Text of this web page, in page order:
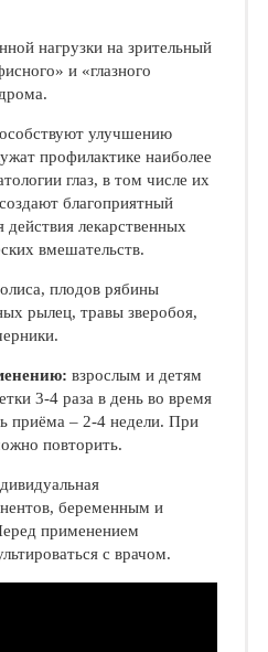
нагрузки на зрительный
и «глазного
улучшению
профилактике наиболее
глаз, в том числе их
благоприятный
лекарственных
вмешательств.
плодов рябины
рылец, травы зверобоя,
взрослым и детям
3-4 раза в день во время
приёма – 2-4 недели. При
повторить.
беременным и
применением
с врачом.